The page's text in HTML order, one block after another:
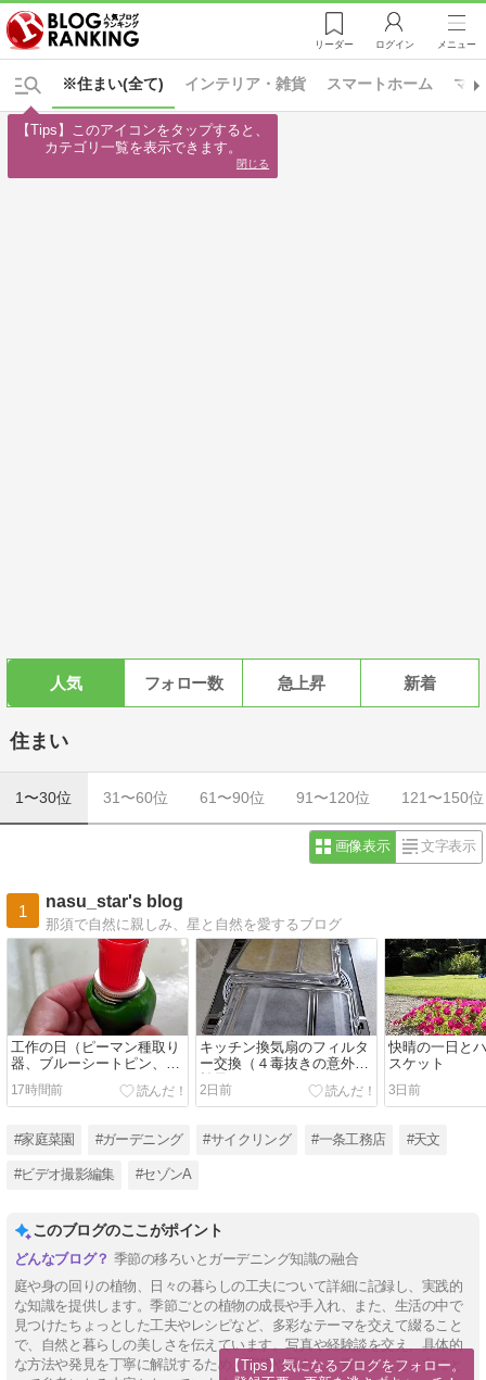
リーダー ログイン メニュー
※住まい(全て) インテリア・雑貨 スマートホーム マ
人気 フォロー数 急上昇 新着
住まい
1〜30位 31〜60位 61〜90位 91〜120位 121〜150位
画像表示 文字表示
1
nasu_star's blog
那須で自然に親しみ、星と自然を愛するブログ
工作の日（ピーマン種取り
器、ブルーシートピン、フ
ライパン）
17時間前
キッチン換気扇のフィルタ
ー交換（４毒抜きの意外な
効果）
2日前
快晴の一日と
スケット
3日前
#家庭菜園 #ガーデニング #サイクリング #一条工務店 #天文
#ビデオ撮影編集 #セゾンA
このブログのここがポイント
季節の移ろいとガーデニング知識の融合
庭や身の回りの植物、日々の暮らしの工夫について詳細に記録し、実践的
な知識を提供します。季節ごとの植物の成長や手入れ、また、生活の中で
見つけたちょっとした工夫やレシピなど、多彩なテーマを交えて綴ること
で、自然と暮らしの美しさを伝えています。写真や経験談を交え、具体的
な方法や発見を丁寧に解説するため、園芸や暮らしを豊かにしたい方にと
【Tips】このアイコンをタップすると、
カテゴリ一覧を表示できます。
閉じる
【Tips】気になるブログをフォロー。